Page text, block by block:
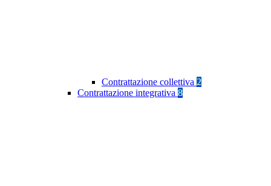
Contrattazione collettiva 2
Contrattazione integrativa 8